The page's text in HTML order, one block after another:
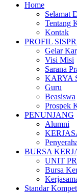
Home
Selamat
Tentang
Kontak
PROFIL
Gelar
Visi Misi
Sarana
KARYA
Guru
Beasiswa
Prospek
PENUNJANG
Alumni
BURSA
UNIT
Bursa
Standar